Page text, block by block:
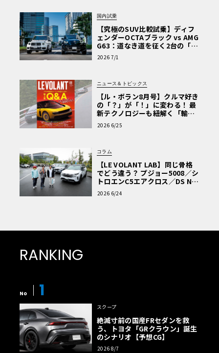
国内試乗
【究極のSUV比較試乗】ディフ
ェンダーOCTAブラック vs AMG
G63：道なき道を征く2台の「対
極的アプローチ」
2026 7/1
ニュース＆トピックス
【ル・ボラン8月号】クルマ好き
の「？」が「！」に変わる！ 最
新テクノロジーも紐解く「輸入
車Q&A」
2026 6/25
コラム
【LE VOLANT LAB】同じ骨格
でどう違う？ プジョー5008／シ
トロエンC5エアクロス／DS Nº4
読者一気乗りレポート
2026 6/24
RANKING
No 1
スクープ
絶滅寸前の国産FRセダンを救
う、トヨタ「GRクラウン」誕生
のシナリオ【予想CG】
2026 8/7